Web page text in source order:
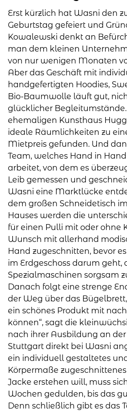
Erst kürzlich hat Wasni den
Geburtstag gefeiert und
Kowalewski denkt an
man dem kleinen
von nur wenigen Monaten
Aber das Geschäft mit
handgefertigten Hoodies,
Bio-Baumwolle läuft gut,
glücklicher
ehemaligen Kunsthaus
ideale Räumlichkeiten zu
Mietpreis gefunden. Und
Team, welches Hand in
arbeitet, von dem es
Leib gemessen und
Wasni eine Marktlücke
dem großen Schneidetisch
Hauses werden die
für einen Pulli mit oder ohne
Wunsch mit allerhand
Hand zugeschnitten, bevor
im Erdgeschoss darum geht,
Spezialmaschinen sorgsam
Danach folgt eine strenge
der Weg über das
ein schönes Produkt mit
können“, sagt die
nach ihrer Ausbildung an
Stuttgart direkt bei Wasni
ein individuell gestaltetes
Körpermaße
Jacke erstehen will, muss
Wochen gedulden, bis das
Denn schließlich gibt es das